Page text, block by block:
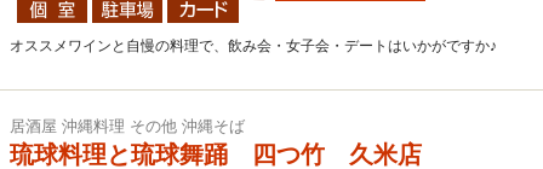
オススメワインと自慢の料理で、飲み会・女子会・デートはいかがですか♪
居酒屋 沖縄料理 その他 沖縄そば
琉球料理と琉球舞踊 四つ竹 久米店